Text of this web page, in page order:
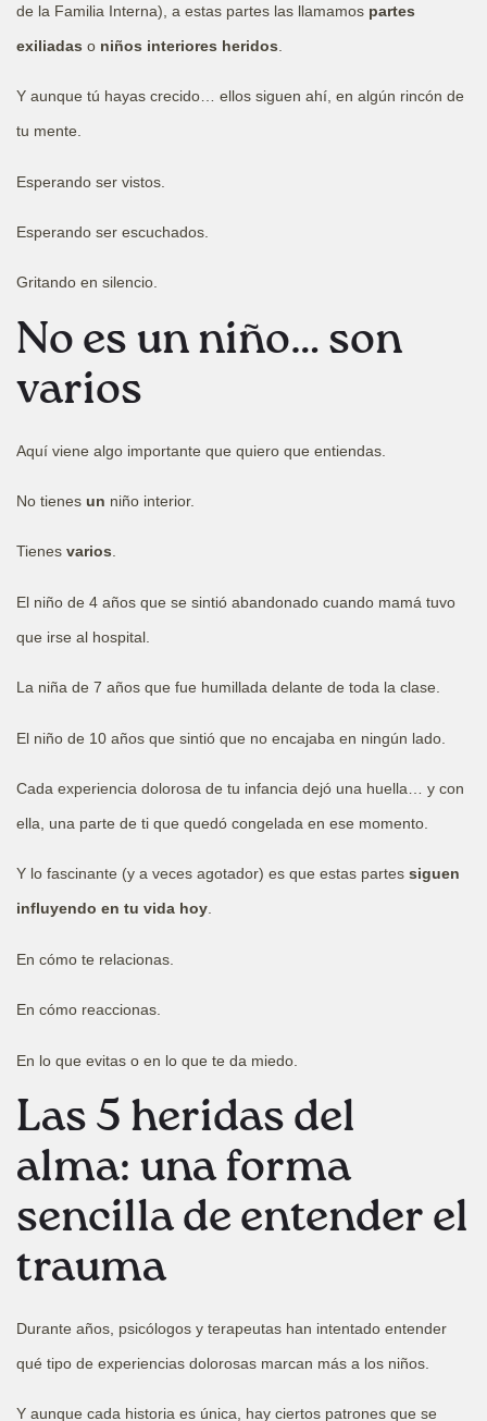
de la Familia Interna), a estas partes las llamamos partes
exiliadas o niños interiores heridos
Y aunque tú hayas crecido… ellos siguen ahí, en algún rincón de
tu mente.
Esperando ser vistos.
Esperando ser escuchados.
Gritando en silencio.
No es un niño… son
varios
Aquí viene algo importante que quiero que entiendas.
No tienes un niño interior.
Tienes varios.
El niño de 4 años que se sintió abandonado cuando mamá tuvo
que irse al hospital.
La niña de 7 años que fue humillada delante de toda la clase.
El niño de 10 años que sintió que no encajaba en ningún lado.
Cada experiencia dolorosa de tu infancia dejó una huella… y con
ella, una parte de ti que quedó congelada en ese momento.
Y lo fascinante (y a veces agotador) es que estas partes siguen
influyendo en tu vida hoy.
En cómo te relacionas.
En cómo reaccionas.
En lo que evitas o en lo que te da miedo.
Las 5 heridas del
alma: una forma
sencilla de entender el
trauma
Durante años, psicólogos y terapeutas han intentado entender
qué tipo de experiencias dolorosas marcan más a los niños.
Y aunque cada historia es única, hay ciertos patrones que se